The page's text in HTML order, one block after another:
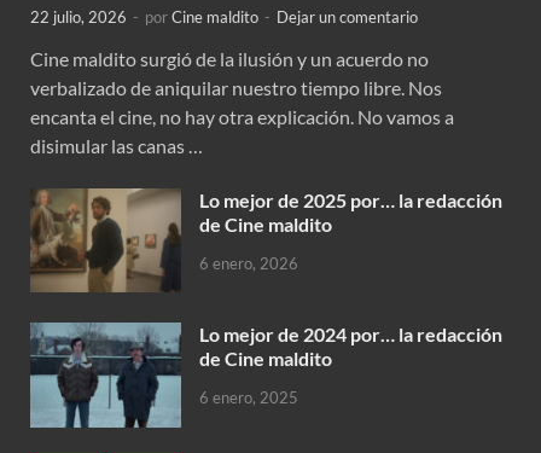
22 julio, 2026 - porCine maldito - Dejar un comentario
Cine maldito surgió de la ilusión y un acuerdo no
verbalizado de aniquilar nuestro tiempo libre. Nos
encanta el cine, no hay otra explicación. No vamos a
disimular las canas …
Lo mejor de 2025 por… la redacción
de Cine maldito
6 enero, 2026
Lo mejor de 2024 por… la redacción
de Cine maldito
6 enero, 2025